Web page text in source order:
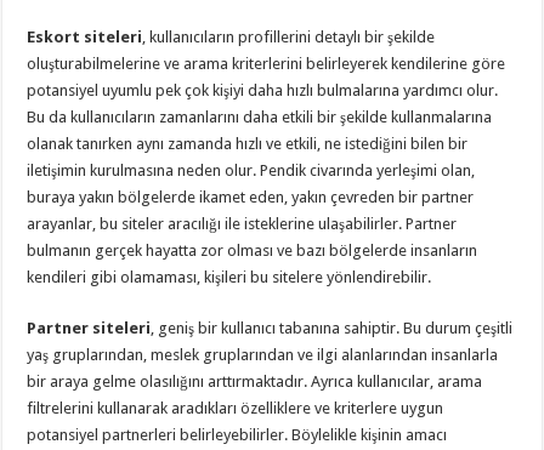
Eskort siteleri , kullanıcıların profillerini detaylı bir şekilde
oluşturabilmelerine ve arama kriterlerini belirleyerek kendilerine göre
potansiyel uyumlu pek çok kişiyi daha hızlı bulmalarına yardımcı olur.
Bu da kullanıcıların zamanlarını daha etkili bir şekilde kullanmalarına
olanak tanırken aynı zamanda hızlı ve etkili, ne istediğini bilen bir
iletişimin kurulmasına neden olur. Pendik civarında yerleşimi olan,
buraya yakın bölgelerde ikamet eden, yakın çevreden bir partner
arayanlar, bu siteler aracılığı ile isteklerine ulaşabilirler. Partner
bulmanın gerçek hayatta zor olması ve bazı bölgelerde insanların
kendileri gibi olamaması, kişileri bu sitelere yönlendirebilir.
Partner siteleri , geniş bir kullanıcı tabanına sahiptir. Bu durum çeşitli
yaş gruplarından, meslek gruplarından ve ilgi alanlarından insanlarla
bir araya gelme olasılığını arttırmaktadır. Ayrıca kullanıcılar, arama
filtrelerini kullanarak aradıkları özelliklere ve kriterlere uygun
potansiyel partnerleri belirleyebilirler. Böylelikle kişinin amacı